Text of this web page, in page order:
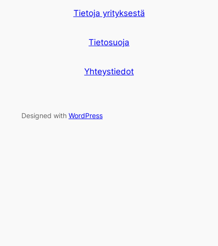
Tietoja yrityksestä
Tietosuoja
Yhteystiedot
Designed with WordPress